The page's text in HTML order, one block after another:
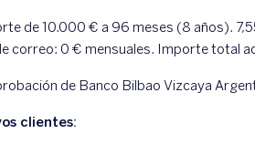
de 10.000 € a 96 meses (8 años).
correo: 0 € mensuales. Importe total
de Banco Bilbao Vizcaya
clientes: